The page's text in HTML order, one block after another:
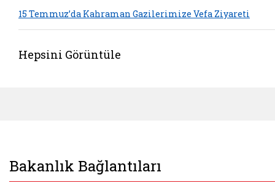
15 Temmuz’da Kahraman Gazilerimize Vefa Ziyareti
Hepsini Görüntüle
Bakanlık Bağlantıları